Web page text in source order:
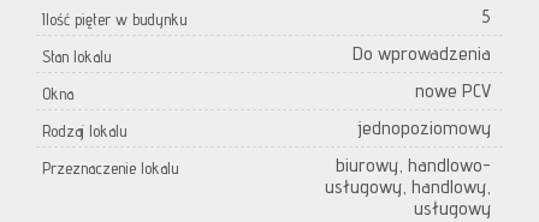
Ilość pięter w budynku
5
Stan lokalu Do wprowadzenia
Okna nowe PCV
Rodzaj lokalu jednopoziomowy
Przeznaczenie lokalu
biurowy, handlowo-
usługowy, handlowy,
usługowy